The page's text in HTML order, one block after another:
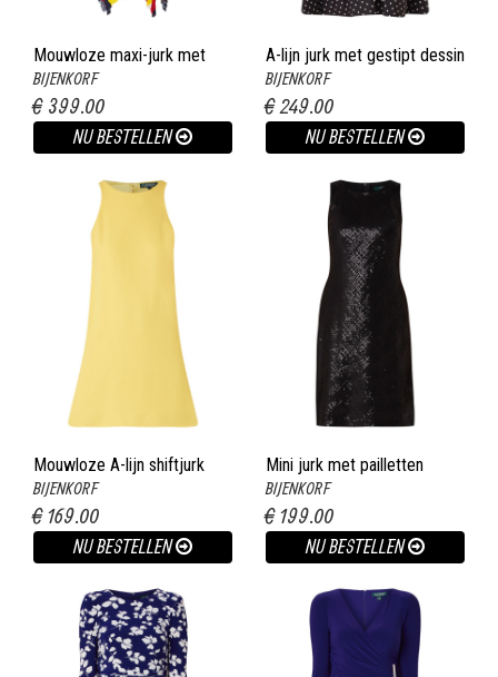
Mouwloze maxi-jurk met
colour blocking donkerblauw
BIJENKORF
€ 399.00
NU BESTELLEN
A-lijn jurk met gestipt dessin
en strikceintuur zwart
BIJENKORF
€ 249.00
NU BESTELLEN
Mouwloze A-lijn shiftjurk
geel
BIJENKORF
€ 169.00
NU BESTELLEN
Mini jurk met pailletten
zwart
BIJENKORF
€ 199.00
NU BESTELLEN